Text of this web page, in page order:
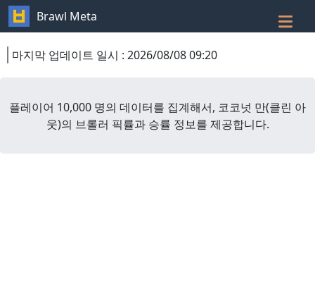
Brawl Meta
마지막 업데이트 일시 : 2026/08/08 09:20
플레이어 10,000 명의 데이터를 집계해서, 코코넛 만(클린 아
웃)의 브롤러 픽률과 승률 정보를 제공합니다.